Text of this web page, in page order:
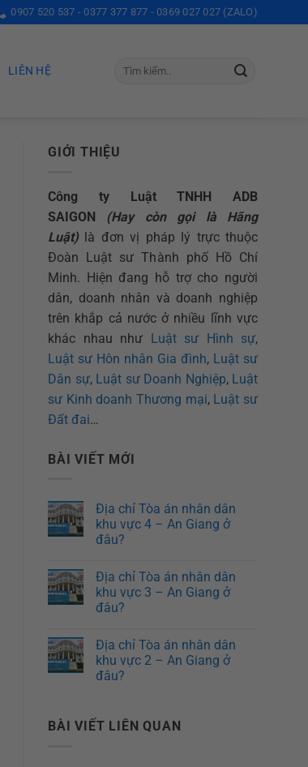
0907 520 537 - 0377 377 877 - 0369 027 027 (ZALO)
LIÊN HỆ
GIỚI THIỆU
Công ty Luật TNHH ADB
SAIGON
(Hay còn gọi là Hãng
Luật) là đơn vị pháp lý trực thuộc
Đoàn Luật sư Thành phố Hồ Chí
Minh. Hiện đang hỗ trợ cho người
dân, doanh nhân và doanh nghiệp
trên khắp cả nước ở nhiều lĩnh vực
khác nhau như Luật sư Hình sự,
Luật sư Hôn nhân Gia đình, Luật sư
Dân sự, Luật sư Doanh Nghiệp, Luật
sư Kinh doanh Thương mại, Luật sư
Đất đai…
BÀI VIẾT MỚI
Địa chỉ Tòa án nhân dân
khu vực 4 – An Giang ở
đâu?
Địa chỉ Tòa án nhân dân
khu vực 3 – An Giang ở
đâu?
Địa chỉ Tòa án nhân dân
khu vực 2 – An Giang ở
đâu?
BÀI VIẾT LIÊN QUAN